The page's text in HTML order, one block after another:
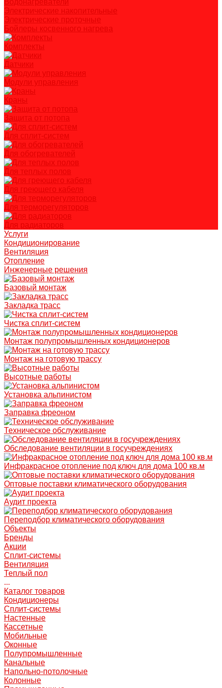
Водонагреватели
Электрические накопительные
Электрические проточные
Бойлеры косвенного нагрева
Комплекты
Датчики
Модули управления
Краны
Защита от потопа
Для сплит-систем
Для обогревателей
Для теплых полов
Для греющего кабеля
Для терморегуляторов
Для радиаторов
Услуги
Кондиционирование
Вентиляция
Отопление
Инженерные решения
Базовый монтаж
Закладка трасс
Чистка сплит-систем
Монтаж полупромышленных кондиционеров
Монтаж на готовую трассу
Высотные работы
Установка альпинистом
Заправка фреоном
Техническое обслуживание
Обследование вентиляции в госучреждениях
Инфракрасное отопление под ключ для дома 100 кв.м
Оптовые поставки климатического оборудования
Аудит проекта
Переподбор климатического оборудования
Объекты
Бренды
Акции
Сплит-системы
Вентиляция
Теплый пол
...
Каталог товаров
Кондиционеры
Сплит-системы
Настенные
Кассетные
Мобильные
Оконные
Полупромышленные
Канальные
Напольно-потолочные
Колонные